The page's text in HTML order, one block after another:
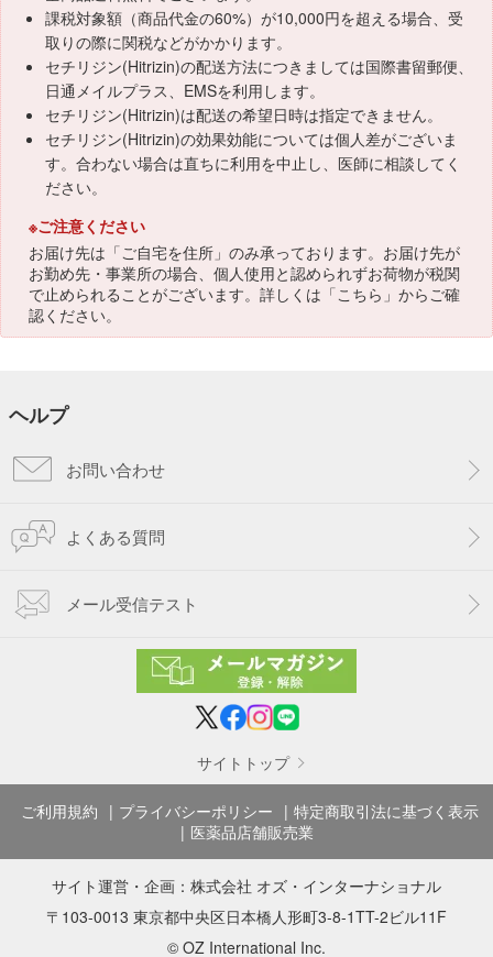
課税対象額（商品代金の60%）が10,000円を超える場合、受
取りの際に関税などがかかります。
セチリジン(Hitrizin)の配送方法につきましては国際書留郵便、
日通メイルプラス、EMSを利用します。
セチリジン(Hitrizin)は配送の希望日時は指定できません。
セチリジン(Hitrizin)の効果効能については個人差がございま
す。合わない場合は直ちに利用を中止し、医師に相談してく
ださい。
※ご注意ください
お届け先は「ご自宅を住所」のみ承っております。お届け先が
お勤め先・事業所の場合、個人使用と認められずお荷物が税関
で止められることがございます。詳しくは「こちら 」からご確
認ください。
ヘルプ
お問い合わせ
よくある質問
メール受信テスト
サイトトップ
ご利用規約 プライバシーポリシー
特定商取引法に基づく表示
医薬品店舗販売業
サイト運営・企画： 株式会社 オズ・インターナショナル
〒103-0013 東京都中央区日本橋人形町3-8-1TT-2ビル11F
© OZ International Inc.